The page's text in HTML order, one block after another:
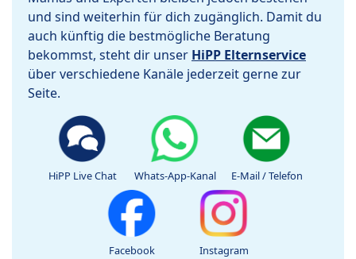
und sind weiterhin für dich zugänglich. Damit du
auch künftig die bestmögliche Beratung
bekommst, steht dir unser HiPP Elternservice
über verschiedene Kanäle jederzeit gerne zur
Seite.
HiPP Live Chat Whats-App-Kanal E-Mail / Telefon
Facebook Instagram